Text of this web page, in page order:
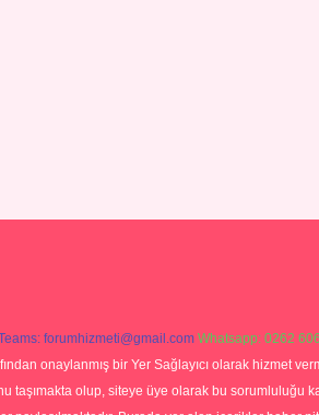
forumhizmeti@gmail.com Whatsapp: 0262
onaylanmış bir Yer Sağlayıcı olarak hizmet
taşımakta olup, siteye üye olarak bu sorumluluğu